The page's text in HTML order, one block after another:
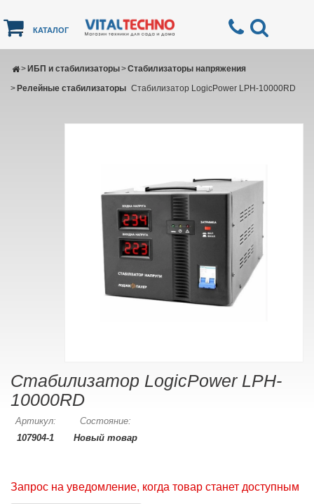
КАТАЛОГ
ИБП и стабилизаторы
> Стабилизаторы напряжения
>
Релейные стабилизаторы
> Стабилизатор LogicPower LPH-10000RD
Стабилизатор LogicPower LPH-
10000RD
Артикул:
107904-1
Состояние:
Новый товар
Запрос на уведомление, когда товар станет доступным